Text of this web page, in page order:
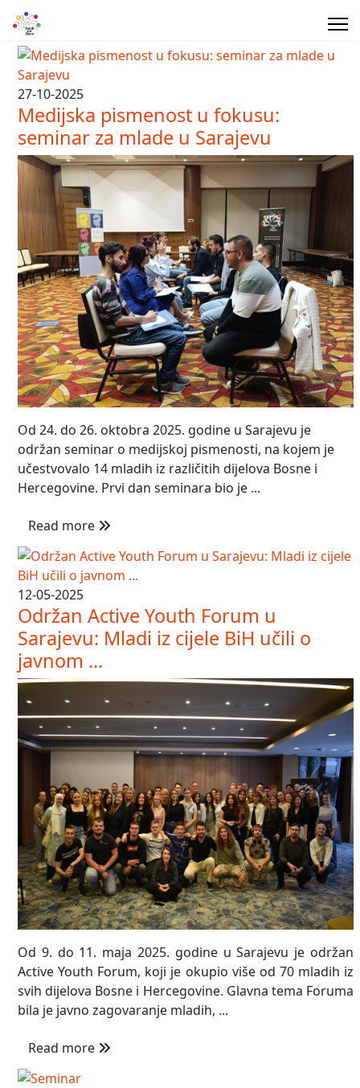
27-10-2025
Medijska pismenost u fokusu:
seminar za mlade u Sarajevu
Od 24. do 26. oktobra 2025. godine u Sarajevu je
održan seminar o medijskoj pismenosti, na kojem je
učestvovalo 14 mladih iz različitih dijelova Bosne i
Hercegovine. Prvi dan seminara bio je ...
Read more
12-05-2025
Održan Active Youth Forum u
Sarajevu: Mladi iz cijele BiH učili o
javnom ...
Od 9. do 11. maja 2025. godine u Sarajevu je održan
Active Youth Forum, koji je okupio više od 70 mladih iz
svih dijelova Bosne i Hercegovine. Glavna tema Foruma
bila je javno zagovaranje mladih, ...
Read more